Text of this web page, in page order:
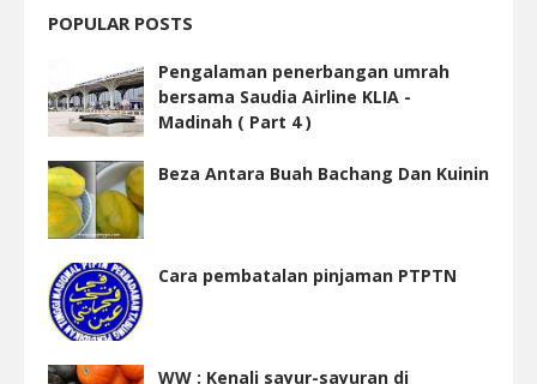
POPULAR POSTS
Pengalaman penerbangan umrah
bersama Saudia Airline KLIA -
Madinah ( Part 4 )
Beza Antara Buah Bachang Dan Kuinin
Cara pembatalan pinjaman PTPTN
WW : Kenali sayur-sayuran di